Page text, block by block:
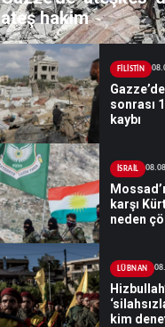
ateş hakim
FİLİSTİN
sonrası
kaybı
İSRAİL
karşı
neden
LÜBNAN
kim